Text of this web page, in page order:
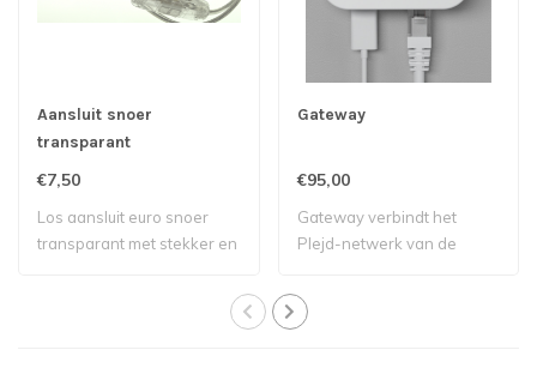
Aansluit snoer
transparant
€7,50
Los aansluit euro snoer
transparant met stekker en
Gateway
€95,00
Gateway verbindt het
Plejd-netwerk van de